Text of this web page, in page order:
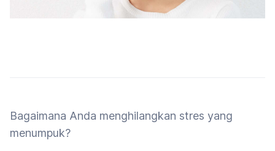
Bagaimana Anda menghilangkan stres yang
menumpuk?